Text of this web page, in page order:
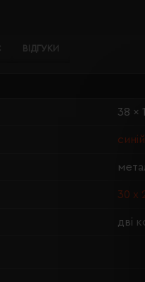
ВІДГУКИ
38 x
синій
30 х
дві